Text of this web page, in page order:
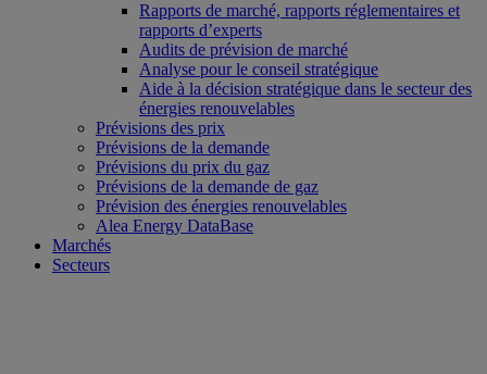
Rapports de marché, rapports réglementaires et
rapports d’experts
Audits de prévision de marché
Analyse pour le conseil stratégique
Aide à la décision stratégique dans le secteur des
énergies renouvelables
Prévisions des prix
Prévisions de la demande
Prévisions du prix du gaz
Prévisions de la demande de gaz
Prévision des énergies renouvelables
Alea Energy DataBase
Marchés
Secteurs